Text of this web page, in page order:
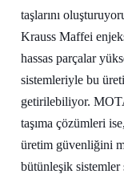
taşlarını
Krauss Maffei
hassas parçalar
sistemleriyle bu
getirilebiliyor.
taşıma çözümleri
üretim güvenliğini
bütünleşik